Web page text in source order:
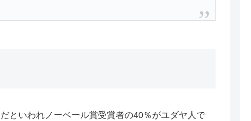
といわれノーベール賞受賞者の40％がユダヤ人で